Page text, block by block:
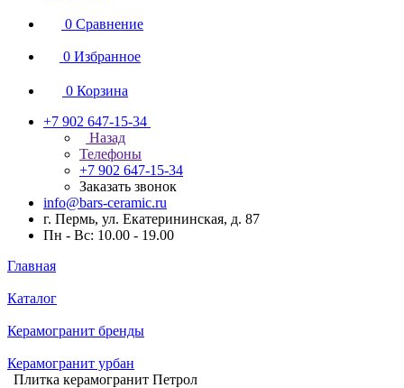
0 Сравнение
0 Избранное
0 Корзина
+7 902 647-15-34
Назад
Телефоны
+7 902 647-15-34
Заказать звонок
info@bars-ceramic.ru
г. Пермь, ул. Екатерининская, д. 87
Пн - Вс: 10.00 - 19.00
Главная
Каталог
Керамогранит бренды
Керамогранит урбан
Плитка керамогранит Петрол